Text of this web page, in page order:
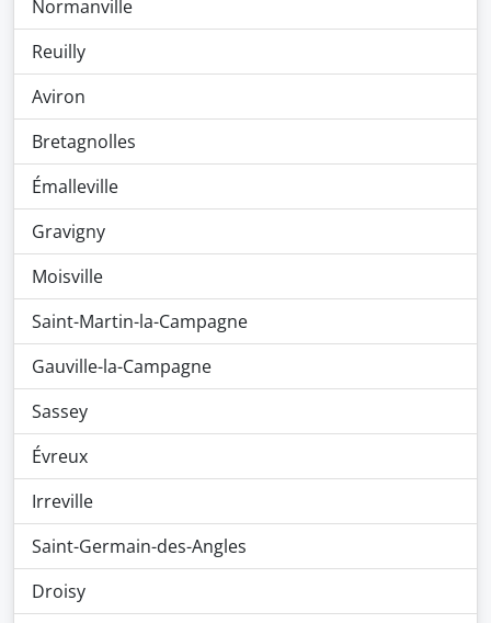
Normanville
Reuilly
Aviron
Bretagnolles
Émalleville
Gravigny
Moisville
Saint-Martin-la-Campagne
Gauville-la-Campagne
Sassey
Évreux
Irreville
Saint-Germain-des-Angles
Droisy